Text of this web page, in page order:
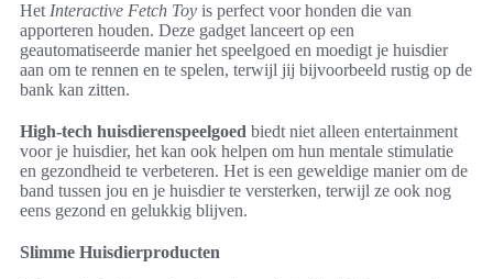
Het Interactive Fetch Toy is perfect voor honden die van
apporteren houden. Deze gadget lanceert op een
geautomatiseerde manier het speelgoed en moedigt je huisdier
aan om te rennen en te spelen, terwijl jij bijvoorbeeld rustig op de
bank kan zitten.
High-tech huisdierenspeelgoed biedt niet alleen entertainment
voor je huisdier, het kan ook helpen om hun mentale stimulatie
en gezondheid te verbeteren. Het is een geweldige manier om de
band tussen jou en je huisdier te versterken, terwijl ze ook nog
eens gezond en gelukkig blijven.
Slimme Huisdierproducten